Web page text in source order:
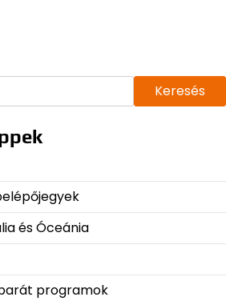
Keresés
és Óceánia
programok